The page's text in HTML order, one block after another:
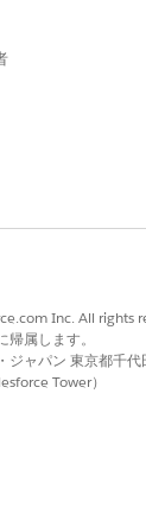
付けられた予算
ート] 項目に予算
複雑なタイムラ
。
Inc. All rights
属します。
ジャパン 東京都千
Tower）